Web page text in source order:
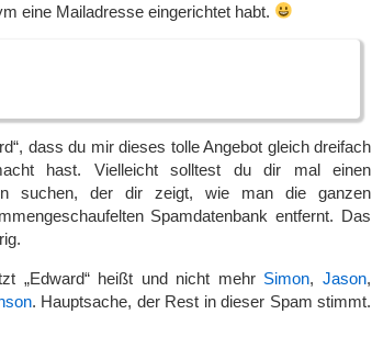
eine Mailadresse eingerichtet habt.
dass du mir dieses tolle Angebot gleich dreifach
hast. Vielleicht solltest du dir mal einen
suchen, der dir zeigt, wie man die ganzen
Spamdatenbank entfernt. Das
„Edward“ heißt und nicht mehr Simon,Jason,
. Hauptsache, der Rest in dieser Spam stimmt.